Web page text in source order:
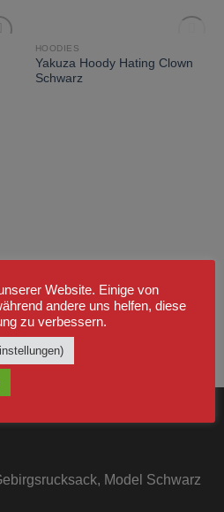
zur
Wunschliste
NICHT VORRÄTIG
HOODIES
Yakuza Hoody Hating Clown
Schwarz
Model Schwarz
Website. Einige von
andere uns helfen, diese
zu verbessern.